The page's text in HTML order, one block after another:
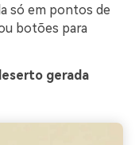
só em pontos de
botões para
gerada